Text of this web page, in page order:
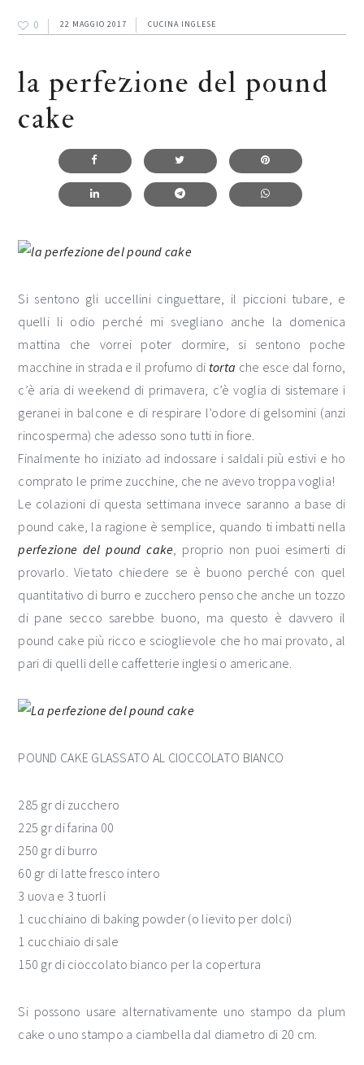
0 22 MAGGIO 2017 CUCINA INGLESE
la perfezione del pound
cake
Si sentono gli uccellini cinguettare, il piccioni tubare, e
quelli li odio perché mi svegliano anche la domenica
mattina che vorrei poter dormire, si sentono poche
macchine in strada e il profumo di torta che esce dal forno,
c’è aria di weekend di primavera, c’è voglia di sistemare i
geranei in balcone e di respirare l’odore di gelsomini (anzi
rincosperma) che adesso sono tutti in fiore.
Finalmente ho iniziato ad indossare i saldali più estivi e ho
comprato le prime zucchine, che ne avevo troppa voglia!
Le colazioni di questa settimana invece saranno a base di
pound cake, la ragione è semplice, quando ti imbatti nella
perfezione del pound cake, proprio non puoi esimerti di
provarlo. Vietato chiedere se è buono perché con quel
quantitativo di burro e zucchero penso che anche un tozzo
di pane secco sarebbe buono, ma questo è davvero il
pound cake più ricco e scioglievole che ho mai provato, al
pari di quelli delle caffetterie inglesi o americane.
POUND CAKE GLASSATO AL CIOCCOLATO BIANCO
285 gr di zucchero
225 gr di farina 00
250 gr di burro
60 gr di latte fresco intero
3 uova e 3 tuorli
1 cucchiaino di baking powder (o lievito per dolci)
1 cucchiaio di sale
150 gr di cioccolato bianco per la copertura
Si possono usare alternativamente uno stampo da plum
cake o uno stampo a ciambella dal diametro di 20 cm.